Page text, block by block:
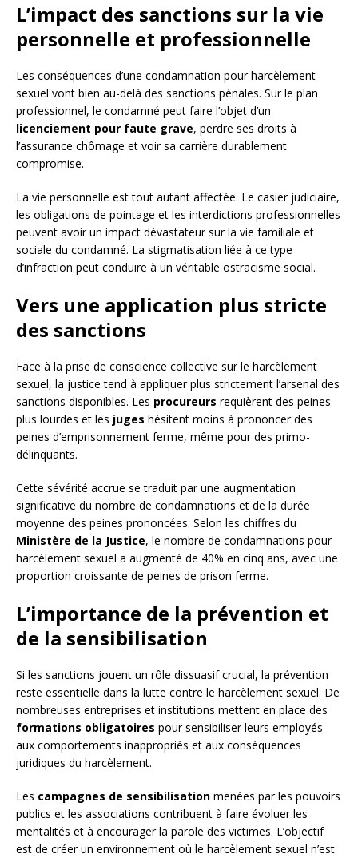
L’impact des sanctions sur la vie
personnelle et professionnelle
Les conséquences d’une condamnation pour harcèlement
sexuel vont bien au-delà des sanctions pénales. Sur le plan
professionnel, le condamné peut faire l’objet d’un
licenciement pour faute grave, perdre ses droits à
l’assurance chômage et voir sa carrière durablement
compromise.
La vie personnelle est tout autant affectée. Le casier judiciaire,
les obligations de pointage et les interdictions professionnelles
peuvent avoir un impact dévastateur sur la vie familiale et
sociale du condamné. La stigmatisation liée à ce type
d’infraction peut conduire à un véritable ostracisme social.
Vers une application plus stricte
des sanctions
Face à la prise de conscience collective sur le harcèlement
sexuel, la justice tend à appliquer plus strictement l’arsenal des
sanctions disponibles. Les procureurs requièrent des peines
plus lourdes et les juges hésitent moins à prononcer des
peines d’emprisonnement ferme, même pour des primo-
délinquants.
Cette sévérité accrue se traduit par une augmentation
significative du nombre de condamnations et de la durée
moyenne des peines prononcées. Selon les chiffres du
Ministère de la Justice, le nombre de condamnations pour
harcèlement sexuel a augmenté de 40% en cinq ans, avec une
proportion croissante de peines de prison ferme.
L’importance de la prévention et
de la sensibilisation
Si les sanctions jouent un rôle dissuasif crucial, la prévention
reste essentielle dans la lutte contre le harcèlement sexuel. De
nombreuses entreprises et institutions mettent en place des
formations obligatoires pour sensibiliser leurs employés
aux comportements inappropriés et aux conséquences
juridiques du harcèlement.
Les campagnes de sensibilisation menées par les pouvoirs
publics et les associations contribuent à faire évoluer les
mentalités et à encourager la parole des victimes. L’objectif
est de créer un environnement où le harcèlement sexuel n’est